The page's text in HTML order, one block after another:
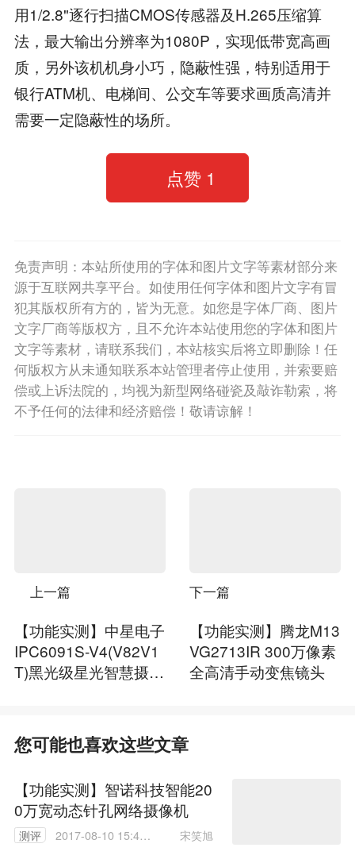
用1/2.8"逐行扫描CMOS传感器及H.265压缩算
法，最大输出分辨率为1080P，实现低带宽高画
质，另外该机机身小巧，隐蔽性强，特别适用于
银行ATM机、电梯间、公交车等要求画质高清并
需要一定隐蔽性的场所。
点赞 1
免责声明：本站所使用的字体和图片文字等素材部分来
源于互联网共享平台。如使用任何字体和图片文字有冒
犯其版权所有方的，皆为无意。如您是字体厂商、图片
文字厂商等版权方，且不允许本站使用您的字体和图片
文字等素材，请联系我们，本站核实后将立即删除！任
何版权方从未通知联系本站管理者停止使用，并索要赔
偿或上诉法院的，均视为新型网络碰瓷及敲诈勒索，将
不予任何的法律和经济赔偿！敬请谅解！
上一篇
【功能实测】中星电子
IPC6091S-V4(V82V1
T)黑光级星光智慧摄像
下一篇
【功能实测】腾龙M13
VG2713IR 300万像素
全高清手动变焦镜头
您可能也喜欢这些文章
【功能实测】智诺科技智能20
0万宽动态针孔网络摄像机
测评
2017-08-10 15:48:
宋笑旭